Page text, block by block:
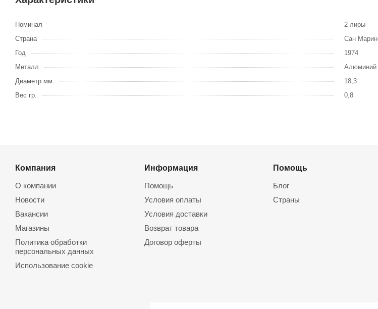
Номинал
2 лиры
Страна
Сан
Год
1974
Металл
Алюминий
Диаметр мм.
18,3
Вес гр.
0,8
Компания
О компании
Новости
Вакансии
Магазины
Политика обработки
персональных данных
Использование cookie
Информация
Помощь
Условия оплаты
Условия доставки
Возврат товара
Договор оферты
Помощь
Блог
Страны